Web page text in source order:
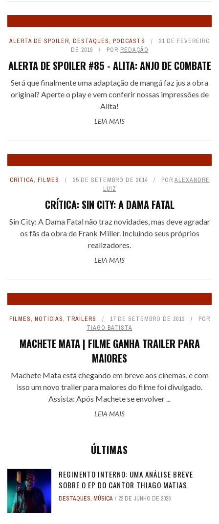
ALERTA DE SPOILER, DESTAQUES, PODCASTS
21 DE FEVEREIRO
DE 2019
POR REDAÇÃO
ALERTA DE SPOILER #85 - ALITA: ANJO DE COMBATE
Será que finalmente uma adaptação de mangá faz jus a obra
original? Aperte o play e vem conferir nossas impressões de
Alita!
LEIA MAIS
CRÍTICA, FILMES 25 DE SETEMBRO DE 2014 POR ALEXANDRE
LUIZ
CRÍTICA: SIN CITY: A DAMA FATAL
Sin City: A Dama Fatal não traz novidades, mas deve agradar
os fãs da obra de Frank Miller. Incluindo seus próprios
realizadores.
LEIA MAIS
FILMES, NOTICIAS, TRAILERS 17 DE SETEMBRO DE 2013
POR
TIAGO BATISTA
MACHETE MATA | FILME GANHA TRAILER PARA
MAIORES
Machete Mata está chegando em breve aos cinemas, e com
isso um novo trailer para maiores do filme foi divulgado.
Assista: Após Machete se envolver ...
LEIA MAIS
ÚLTIMAS
REGIMENTO INTERNO: UMA ANÁLISE BREVE
SOBRE O EP DO CANTOR THIAGO MATIAS
DESTAQUES, MÚSICA 22 DE JUNHO DE 2026